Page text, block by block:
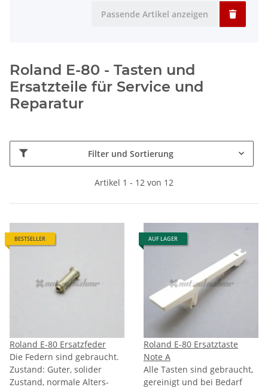
Passende Artikel anzeigen
Roland E-80 - Tasten und
Ersatzteile für Service und
Reparatur
Filter und Sortierung
Artikel 1 - 12 von 12
BESTSELLER
Roland E-80 Ersatzfeder
Die Federn sind gebraucht.
Zustand: Guter, solider
Zustand, normale Alters-
AUF LAGER
Roland E-80 Ersatztaste
Note A
Alle Tasten sind gebraucht,
gereinigt und bei Bedarf